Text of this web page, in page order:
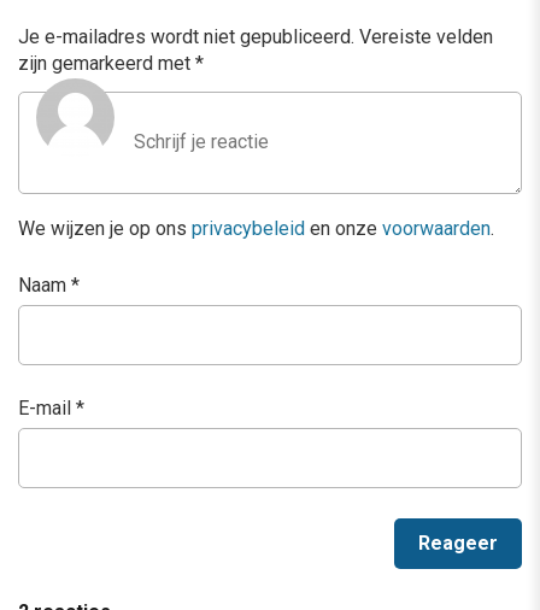
Je e-mailadres wordt niet gepubliceerd. Vereiste velden
zijn gemarkeerd met *
We wijzen je op ons privacybeleid en onze voorwaarden.
Naam *
E-mail *